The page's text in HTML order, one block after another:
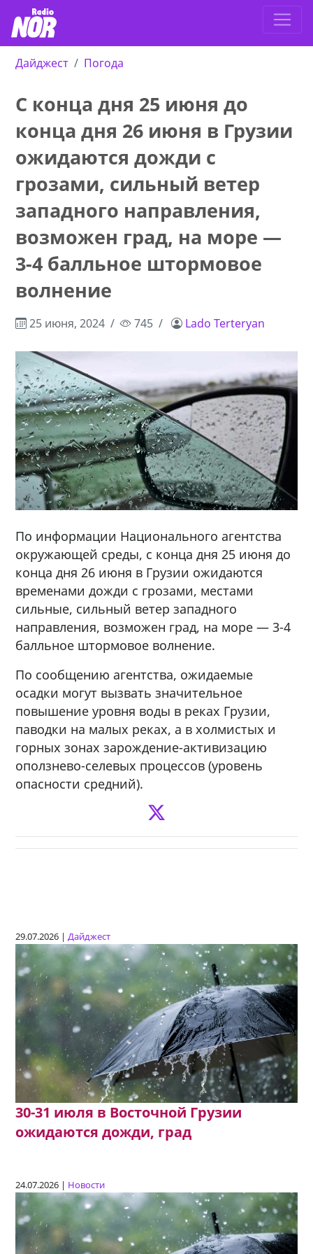
Дайджест Погода
С конца дня 25 июня до
конца дня 26 июня в Грузии
ожидаются дожди с
грозами, сильный ветер
западного направления,
возможен град, на море —
3-4 балльное штормовое
волнение
25 июня, 2024 745 Lado Terteryan
По информации Национального агентства
окружающей среды, с конца дня 25 июня до
конца дня 26 июня в Грузии ожидаются
временами дожди с грозами, местами
сильные, сильный ветер западного
направления, возможен град, на море — 3-4
балльное штормовое волнение.
По сообщению агентства, ожидаемые
осадки могут вызвать значительное
повышение уровня воды в реках Грузии,
паводки на малых реках, а в холмистых и
горных зонах зарождение-активизацию
оползнево-селевых процессов (уровень
опасности средний).
29.07.2026 |Дайджест
30-31 июля в Восточной Грузии
ожидаются дожди, град
24.07.2026 | Новости